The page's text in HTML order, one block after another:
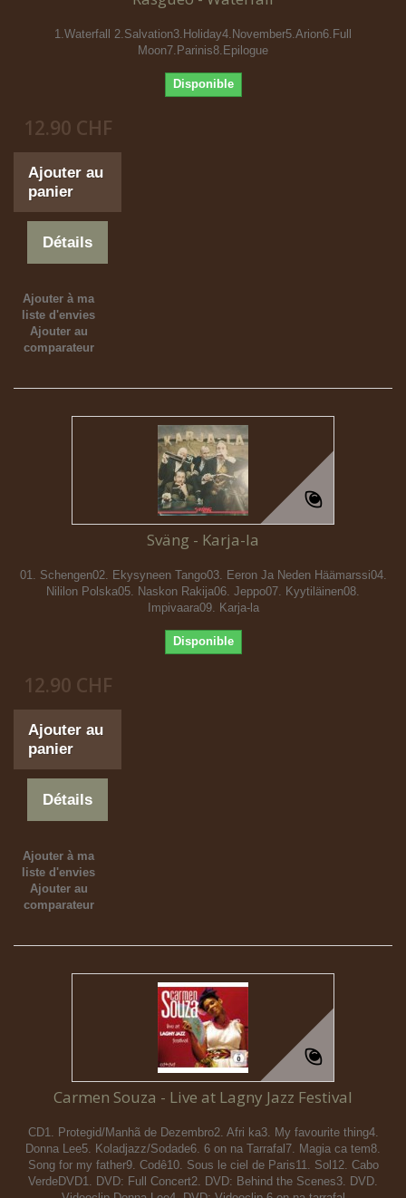
1.Waterfall 2.Salvation3.Holiday4.November5.Arion6.Full
Moon7.Parinis8.Epilogue
Disponible
12.90 CHF
Ajouter au
panier
Détails
Ajouter à ma
liste d'envies
Ajouter au
comparateur
Sväng - Karja-la
01. Schengen02. Ekysyneen Tango03. Eeron Ja Neden Häämarssi04.
Nililon Polska05. Naskon Rakija06. Jeppo07. Kyytiläinen08.
Impivaara09. Karja-la
Disponible
12.90 CHF
Ajouter au
panier
Détails
Ajouter à ma
liste d'envies
Ajouter au
comparateur
Carmen Souza - Live at Lagny Jazz Festival
CD1. Protegid/Manhã de Dezembro2. Afri ka3. My favourite thing4.
Donna Lee5. Koladjazz/Sodade6. 6 on na Tarrafal7. Magia ca tem8.
Song for my father9. Codê10. Sous le ciel de Paris11. Sol12. Cabo
VerdeDVD1. DVD: Full Concert2. DVD: Behind the Scenes3. DVD.